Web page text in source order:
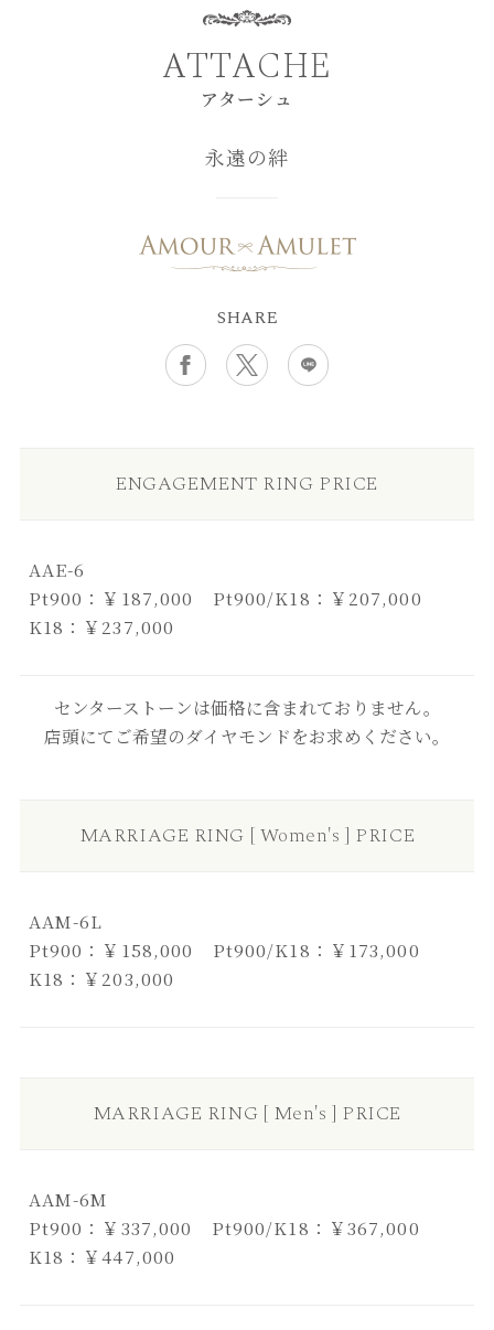
ATTACHE
アターシュ
永遠の絆
SHARE
ENGAGEMENT RING PRICE
AAE-6
Pt900：￥187,000 Pt900/K18：￥207,000
K18：￥237,000
センターストーンは価格に含まれておりません。
店頭にてご希望のダイヤモンドをお求めください。
MARRIAGE RING [ Women's ] PRICE
AAM-6L
Pt900：￥158,000 Pt900/K18：￥173,000
K18：￥203,000
MARRIAGE RING [ Men's ] PRICE
AAM-6M
Pt900：￥337,000 Pt900/K18：￥367,000
K18：￥447,000